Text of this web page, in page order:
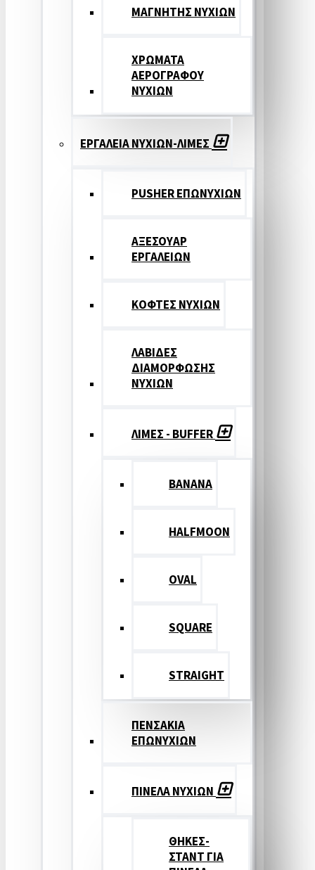
ΜΑΓΝΗΤΗΣ ΝΥΧΙΩΝ
ΧΡΩΜΑΤΑ
ΑΕΡΟΓΡΑΦΟΥ
ΝΥΧΙΩΝ
ΕΡΓΑΛΕΙΑ ΝΥΧΙΩΝ-ΛΙΜΕΣ
PUSHER ΕΠΩΝΥΧΙΩΝ
ΑΞΕΣΟΥΑΡ
ΕΡΓΑΛΕΙΩΝ
ΚΟΦΤΕΣ ΝΥΧΙΩΝ
ΛΑΒΙΔΕΣ
ΔΙΑΜΟΡΦΩΣΗΣ
ΝΥΧΙΩΝ
ΛΙΜΕΣ - BUFFER
BANANA
HALFMOON
OVAL
SQUARE
STRAIGHT
ΠΕΝΣΑΚΙΑ
ΕΠΩΝΥΧΙΩΝ
ΠΙΝΕΛΑ ΝΥΧΙΩΝ
ΘΗΚΕΣ-
ΣΤΑΝΤ ΓΙΑ